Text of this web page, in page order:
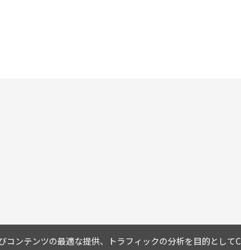
コンテンツの最適な提供、トラフィックの分析を目的として